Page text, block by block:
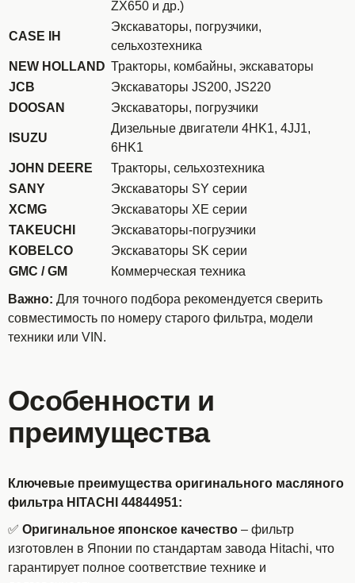
ZX650 и др.)
CASE IH
Экскаваторы, погрузчики,
сельхозтехника
NEW HOLLAND Тракторы, комбайны, экскаваторы
JCB
Экскаваторы JS200, JS220
DOOSAN
Экскаваторы, погрузчики
ISUZU
Дизельные двигатели 4HK1, 4JJ1,
6HK1
JOHN DEERE
Тракторы, сельхозтехника
SANY
Экскаваторы SY серии
XCMG
Экскаваторы XE серии
TAKEUCHI
Экскаваторы-погрузчики
KOBELCO
Экскаваторы SK серии
GMC / GM
Коммерческая техника
Важно: Для точного подбора рекомендуется сверить
совместимость по номеру старого фильтра, модели
техники или VIN.
Особенности и
преимущества
Ключевые преимущества оригинального масляного
фильтра HITACHI 44844951:
✅ Оригинальное японское качество – фильтр
изготовлен в Японии по стандартам завода Hitachi, что
гарантирует полное соответствие технике и